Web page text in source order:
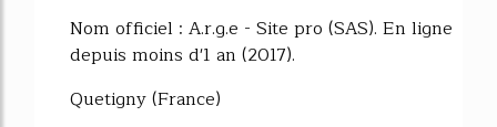
Nom officiel : A.r.g.e - Site pro (SAS). En ligne
depuis moins d'1 an (2017).
Quetigny (France)